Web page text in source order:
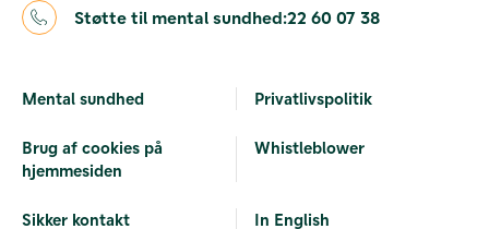
Støtte til mental sundhed:22 60 07 38
Mental sundhed Privatlivspolitik
Brug af cookies på
hjemmesiden
Whistleblower
Sikker kontakt In English